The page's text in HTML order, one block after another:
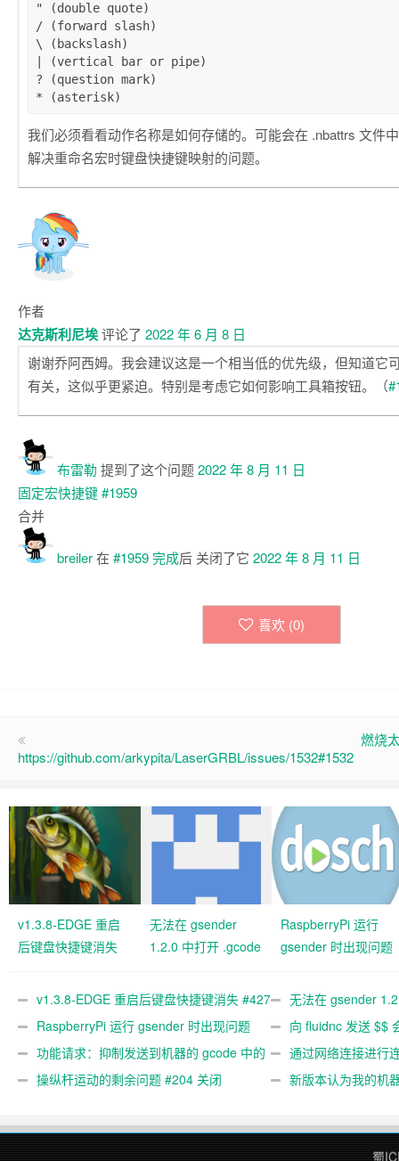
" (double quote)
/ (forward slash)
\ (backslash)
| (vertical bar or pipe)
? (question mark)
我们必须看看动作名称是如何存储的。可能会在 .nbattrs 文件
解决重命名宏时键盘快捷键映射的问题。
作者
达克斯利尼埃评论了 2022 年 6 月 8 日
谢谢乔阿西姆。我会建议这是一个相当低的优先级，但知道它
有关，这似乎更紧迫。特别是考虑它如何影响工具箱按钮。（
布雷勒 提到了这个问题2022 年 8 月 11 日
固定宏快捷键#1959
合并
breiler在 #1959完成后 关闭了它 2022 年 8 月 11 日
喜欢 (0)
https://github.com/arkypita/LaserGRBL/issues/1532#1532
燃烧
v1.3.8-EDGE 重启
后键盘快捷键消失
无法在 gsender
1.2.0 中打开 .gcode
RaspberryPi 运行
gsender 时出现问题
v1.3.8-EDGE 重启后键盘快捷键消失 #427
关闭
无法在 gsender
#367
RaspberryPi 运行 gsender 时出现问题
#89
向 fluidnc 发送 $$
#473
功能请求：抑制发送到机器的 gcode 中的
gcode 注释。 #444 关闭
通过网络连接进行
操纵杆运动的剩余问题 #204 关闭
新版本认为我的机
蜀